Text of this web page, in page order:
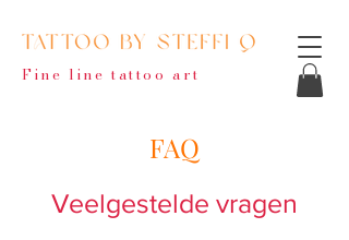
Fine line tattoo art
FAQ
Veelgestelde vragen